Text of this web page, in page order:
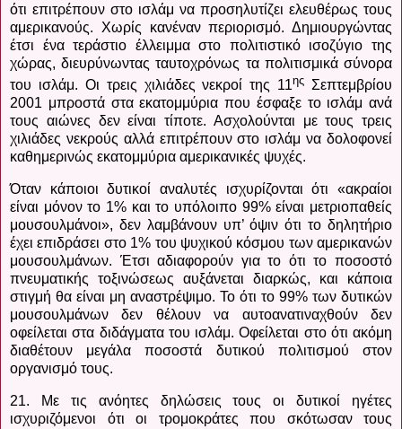
ότι επιτρέπουν στο ισλάμ να προσηλυτίζει ελευθέρως τους
αμερικανούς. Χωρίς κανέναν περιορισμό. Δημιουργώντας
έτσι ένα τεράστιο έλλειμμα στο πολιτιστικό ισοζύγιο της
χώρας, διευρύνωντας ταυτοχρόνως τα πολιτισμικά σύνορα
του ισλάμ. Οι τρεις χιλιάδες νεκροί της 11ης Σεπτεμβρίου
2001 μπροστά στα εκατομμύρια που έσφαξε το ισλάμ ανά
τους αιώνες δεν είναι τίποτε. Ασχολούνται με τους τρεις
χιλιάδες νεκρούς αλλά επιτρέπουν στο ισλάμ να δολοφονεί
καθημερινώς εκατομμύρια αμερικανικές ψυχές.
Όταν κάποιοι δυτικοί αναλυτές ισχυρίζονται ότι «ακραίοι
είναι μόνον το 1% και το υπόλοιπο 99% είναι μετριοπαθείς
μουσουλμάνοι», δεν λαμβάνουν υπ’ όψιν ότι το δηλητήριο
έχει επιδράσει στο 1% του ψυχικού κόσμου των αμερικανών
μουσουλμάνων. Έτσι αδιαφορούν για το ότι το ποσοστό
πνευματικής τοξινώσεως αυξάνεται διαρκώς, και κάποια
στιγμή θα είναι μη αναστρέψιμο. Το ότι το 99% των δυτικών
μουσουλμάνων δεν θέλουν να αυτοανατιναχθούν δεν
οφείλεται στα διδάγματα του ισλάμ. Οφείλεται στο ότι ακόμη
διαθέτουν μεγάλα ποσοστά δυτικού πολιτισμού στον
οργανισμό τους.
21. Με τις ανόητες δηλώσεις τους οι δυτικοί ηγέτες
ισχυριζόμενοι ότι οι τρομοκράτες που σκότωσαν τους